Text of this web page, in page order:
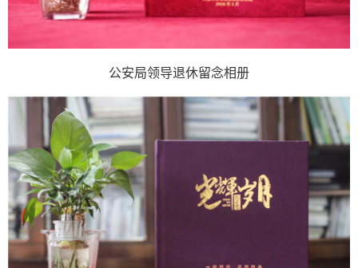
公安局领导退休留念相册